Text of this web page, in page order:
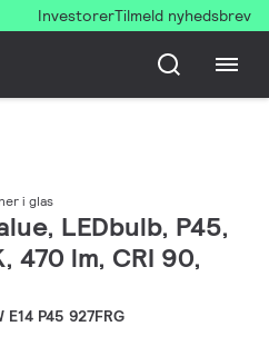
InvestorerTilmeld nyhedsbrev
i glas
LEDbulb, P45,
470 lm, CRI 90,
P45 927FRG